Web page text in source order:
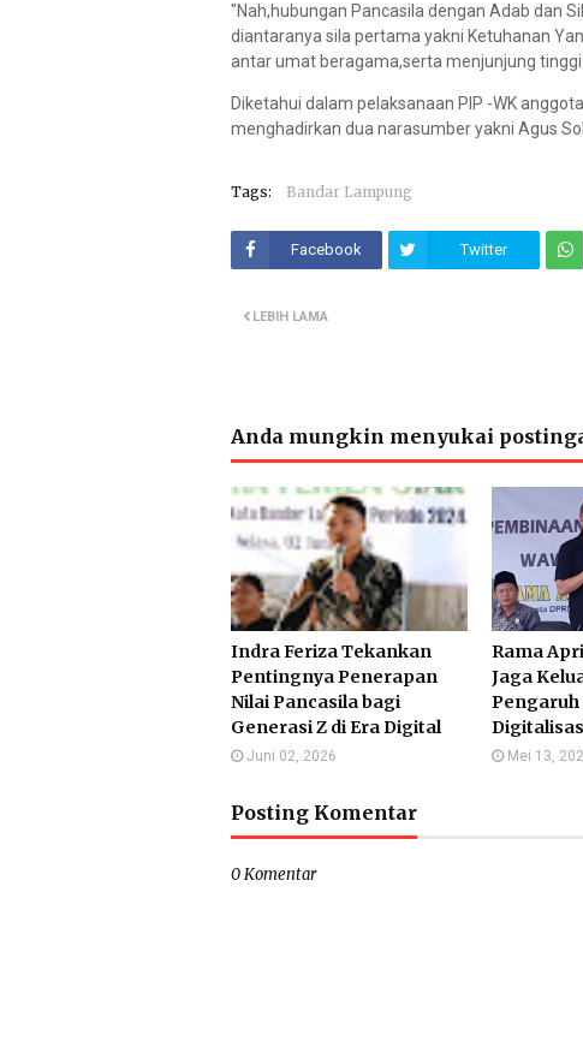
"Nah,hubungan Pancasila dengan Adab dan
diantaranya sila pertama yakni Ketuhanan
antar umat beragama,serta menjunjung
Diketahui dalam pelaksanaan PIP -WK
menghadirkan dua narasumber yakni Agus
Tags: Bandar Lampung
Facebook Twitter
LEBIH LAMA
Anda mungkin menyukai
Indra Feriza Tekankan
Pentingnya Penerapan
Nilai Pancasila bagi
Generasi Z di Era Digital
Juni 02, 2026
Rama
Jaga
Mei 13,
Posting Komentar
0 Komentar